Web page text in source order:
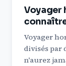
Voyager
Voyager
divisés par
n'aurez